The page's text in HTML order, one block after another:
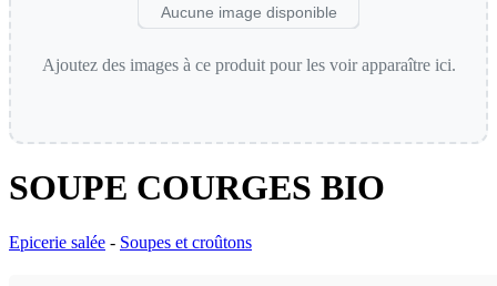
Aucune image disponible
Ajoutez des images à ce produit pour les voir apparaître ici.
SOUPE COURGES BIO
Epicerie salée - Soupes et croûtons